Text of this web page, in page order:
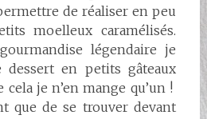
de réaliser en peu
moelleux caramélisés.
légendaire je
dessert en petits gâteaux
je n’en mange qu’un !
que de se trouver devant